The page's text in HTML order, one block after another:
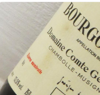
publication :